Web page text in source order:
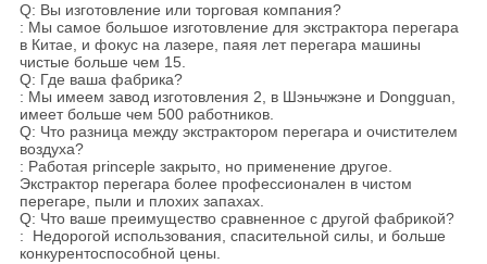
Q: Вы изготовление или торговая компания?
: Мы самое большое изготовление для экстрактора перегара
в Китае, и фокус на лазере, паяя лет перегара машины
чистые больше чем 15.
Q: Где ваша фабрика?
: Мы имеем завод изготовления 2, в Шэньчжэне и Dongguan,
имеет больше чем 500 работников.
Q: Что разница между экстрактором перегара и очистителем
воздуха?
: Работая princeple закрыто, но применение другое.
Экстрактор перегара более профессионален в чистом
перегаре, пыли и плохих запахах.
Q: Что ваше преимущество сравненное с другой фабрикой?
: Недорогой использования, спасительной силы, и больше
конкурентоспособной цены.